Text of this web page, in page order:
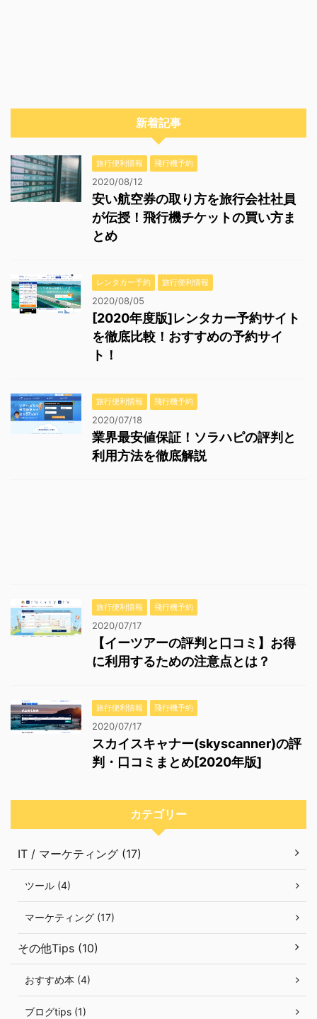
新着記事
旅行便利情報 飛行機予約
2020/08/12
安い航空券の取り方を旅行会社社員
が伝授！飛行機チケットの買い方ま
とめ
レンタカー予約 旅行便利情報
2020/08/05
[2020年度版]レンタカー予約サイト
を徹底比較！おすすめの予約サイ
ト！
旅行便利情報 飛行機予約
2020/07/18
業界最安値保証！ソラハピの評判と
利用方法を徹底解説
旅行便利情報 飛行機予約
2020/07/17
【イーツアーの評判と口コミ】お得
に利用するための注意点とは？
旅行便利情報 飛行機予約
2020/07/17
スカイスキャナー(skyscanner)の評
判・口コミまとめ[2020年版]
カテゴリー
IT / マーケティング (17)
ツール (4)
マーケティング (17)
その他Tips (10)
おすすめ本 (4)
ブログtips (1)